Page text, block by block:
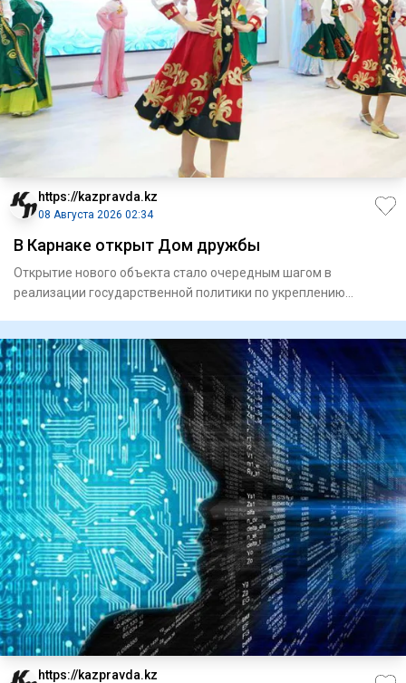
https://kazpravda.kz
08 Августа 2026 02:34
В Карнаке открыт Дом дружбы
Открытие нового объекта стало очередным шагом в
реализации государственной политики по укреп­лению
https://kazpravda.kz